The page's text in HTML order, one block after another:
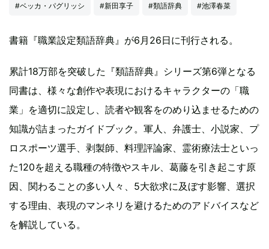
#ベッカ・パグリッシ #新田享子 #類語辞典 #池澤春菜
書籍『職業設定類語辞典』が6月26日に刊行される。
累計18万部を突破した『類語辞典』シリーズ第6弾となる
同書は、様々な創作や表現におけるキャラクターの「職
業」を適切に設定し、読者や観客をのめり込ませるための
知識が詰まったガイドブック。軍人、弁護士、小説家、プ
ロスポーツ選手、剥製師、料理評論家、霊術療法士といっ
た120を超える職種の特徴やスキル、葛藤を引き起こす原
因、関わることの多い人々、5大欲求に及ぼす影響、選択
する理由、表現のマンネリを避けるためのアドバイスなど
を解説している。